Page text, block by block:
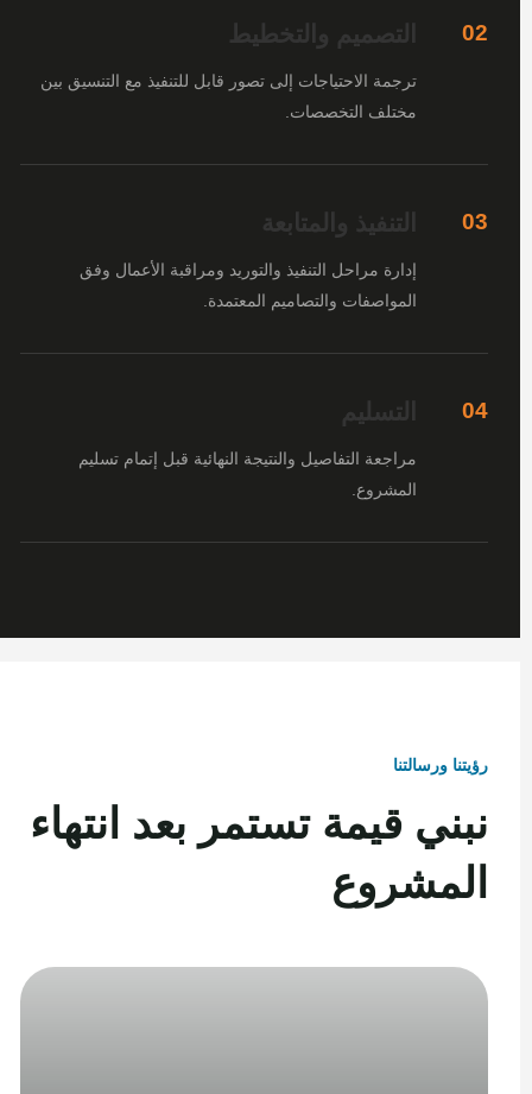
02 التصميم والتخطيط
ترجمة الاحتياجات إلى تصور قابل للتنفيذ مع التنسيق بين
مختلف التخصصات.
03 التنفيذ والمتابعة
إدارة مراحل التنفيذ والتوريد ومراقبة الأعمال وفق
المواصفات والتصاميم المعتمدة.
04 التسليم
مراجعة التفاصيل والنتيجة النهائية قبل إتمام تسليم
المشروع.
رؤيتنا ورسالتنا
نبني قيمة تستمر بعد انتهاء
المشروع